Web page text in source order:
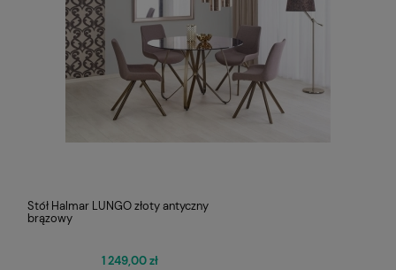
Stół Halmar LUNGO złoty antyczny
brązowy
1 249,00 zł